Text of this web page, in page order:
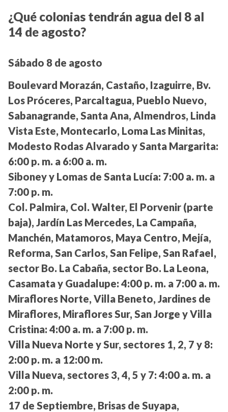
¿Qué colonias tendrán agua del 8 al
14 de agosto?
Sábado 8 de agosto
Boulevard Morazán, Castaño, Izaguirre, Bv.
Los Próceres, Parcaltagua, Pueblo Nuevo,
Sabanagrande, Santa Ana, Almendros, Linda
Vista Este, Montecarlo, Loma Las Minitas,
Modesto Rodas Alvarado y Santa Margarita:
6:00 p. m. a 6:00 a. m.
Siboney y Lomas de Santa Lucía: 7:00 a. m. a
7:00 p. m.
Col. Palmira, Col. Walter, El Porvenir (parte
baja), Jardín Las Mercedes, La Campaña,
Manchén, Matamoros, Maya Centro, Mejía,
Reforma, San Carlos, San Felipe, San Rafael,
sector Bo. La Cabaña, sector Bo. La Leona,
Casamata y Guadalupe: 4:00 p. m. a 7:00 a. m.
Miraflores Norte, Villa Beneto, Jardines de
Miraflores, Miraflores Sur, San Jorge y Villa
Cristina: 4:00 a. m. a 7:00 p. m.
Villa Nueva Norte y Sur, sectores 1, 2, 7 y 8:
2:00 p. m. a 12:00 m.
Villa Nueva, sectores 3, 4, 5 y 7: 4:00 a. m. a
2:00 p. m.
17 de Septiembre, Brisas de Suyapa,